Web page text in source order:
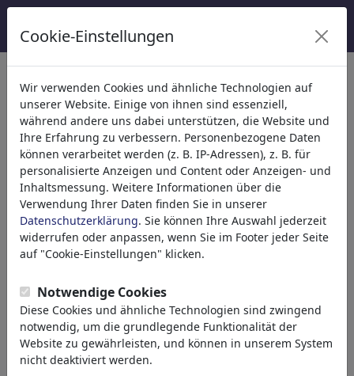
Kategorien
Religion(9415)
Politik(188507)
Medien & Kultur(71988)
Liebe(17988)
Wirtschaft(21742)
Berühmte Personen(22591)
Philosophie(28933)
Forschung & Technik(10388)
Natur(27029)
Ihr Suchergebnis für: 'spd'(11131)
zurück
Cookie-Einstellungen
Wir verwenden Cookies und ähnliche Technologien auf
unserer Website. Einige von ihnen sind essenziell,
während andere uns dabei unterstützen, die Website und
Ihre Erfahrung zu verbessern. Personenbezogene Daten
können verarbeitet werden (z. B. IP-Adressen), z. B. für
personalisierte Anzeigen und Content oder Anzeigen- und
Inhaltsmessung. Weitere Informationen über die
Verwendung Ihrer Daten finden Sie in unserer
Datenschutzerklärung. Sie können Ihre Auswahl jederzeit
widerrufen oder anpassen, wenn Sie im Footer jeder Seite
auf "Cookie-Einstellungen" klicken.
Notwendige Cookies
Diese Cookies und ähnliche Technologien sind zwingend
notwendig, um die grundlegende Funktionalität der
Website zu gewährleisten, und können in unserem System
nicht deaktiviert werden.